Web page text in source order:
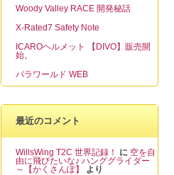
Woody Valley RACE 開発秘話
X-Rated7 Safety Note
ICAROヘルメット 【DIVO】販売開
始。
パラワールド WEB
最近のコメント
WillsWing T2C 世界記録！ に 空を自
由に飛びたいな♪ ハンググライダー
～【かくさんぽ】
より